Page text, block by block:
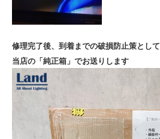
修理完了後、到着までの破損防止策として
当店の「純正箱」でお送りします